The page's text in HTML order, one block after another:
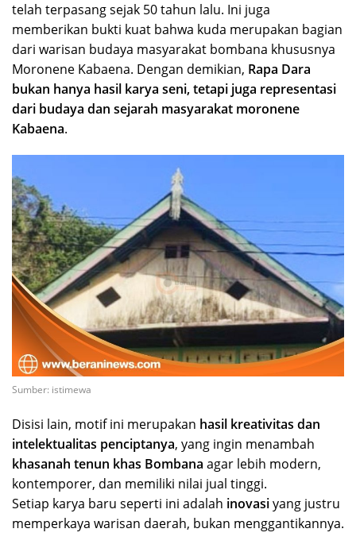
telah terpasang sejak 50 tahun lalu. Ini juga
memberikan bukti kuat bahwa kuda merupakan bagian
dari warisan budaya masyarakat bombana khususnya
Moronene Kabaena. Dengan demikian, Rapa Dara
bukan hanya hasil karya seni, tetapi juga representasi
dari budaya dan sejarah masyarakat moronene
Kabaena.
Sumber: istimewa
Disisi lain, motif ini merupakan hasil kreativitas dan
intelektualitas penciptanya, yang ingin menambah
khasanah tenun khas Bombana agar lebih modern,
kontemporer, dan memiliki nilai jual tinggi.
Setiap karya baru seperti ini adalah inovasiyang justru
memperkaya warisan daerah, bukan menggantikannya.